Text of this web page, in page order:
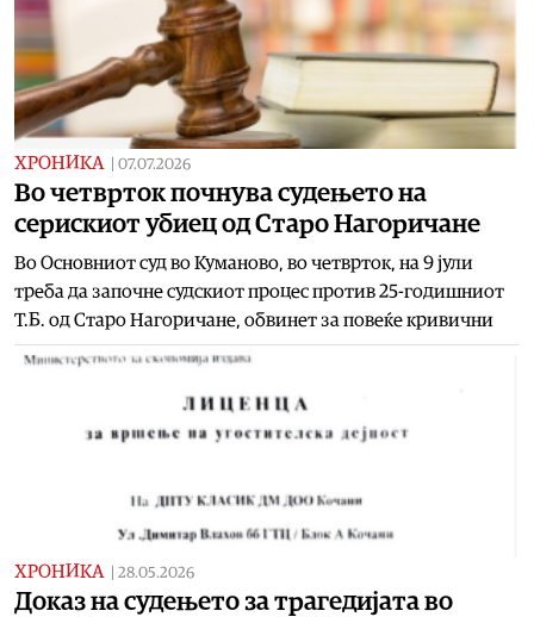
ХРОНИКА 07.07.2026
Во четврток почнува судењето на
серискиот убиец од Старо Нагоричане
Во Основниот суд во Куманово, во четврток, на 9 јули
треба да започне судскиот процес против 25-годишниот
Т.Б. од Старо Нагоричане, обвинет за повеќе кривични
ХРОНИКА 28.05.2026
Доказ на судењето за трагедијата во